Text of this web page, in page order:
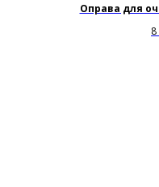
Оправа для